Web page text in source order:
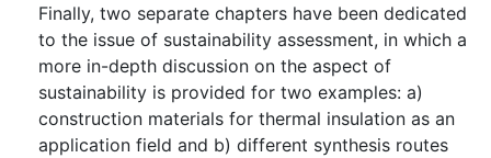
Finally, two separate chapters have been dedicated
to the issue of sustainability assessment, in which a
more in-depth discussion on the aspect of
sustainability is provided for two examples: a)
construction materials for thermal insulation as an
application field and b) different synthesis routes